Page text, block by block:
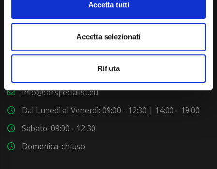
Accetta tutti
Accetta selezionati
Rifiuta
Via Giuditta Pasta 2, Como (CO) 22100
info@carspecialist.eu
Dal Lunedì al Venerdì: 09:00 - 12:30 | 14:00 - 19:00
Sabato: 09:00 - 12:30
Domenica: chiuso